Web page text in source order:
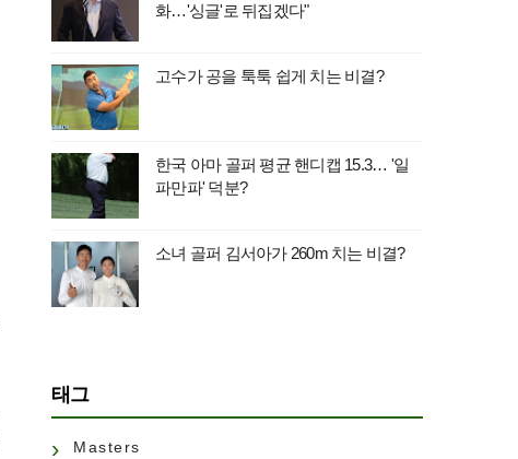
화…'싱글'로 뒤집겠다"
고수가 공을 툭툭 쉽게 치는 비결?
한국 아마 골퍼 평균 핸디캡 15.3… '일
파만파' 덕분?
소녀 골퍼 김서아가 260m 치는 비결?
태그
Masters